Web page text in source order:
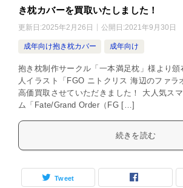
き枕カバーを買取いたしました！
更新日:2025年2月26日 公開日:2021年9月30日
成年向け抱き枕カバー 成年向け
抱き枕制作サークル「一本満足枕」様より頒
人イラスト「FGO ニトクリス 海辺のファラ
高価買取させていただきました！ 大人気ス
ム「Fate/Grand Order（FG […]
続きを読む
Tweet